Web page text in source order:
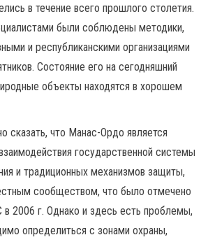
в течение всего прошлого столетия.
были соблюдены методики,
и республиканскими организациями
Состояние его на сегодняшний
объекты находятся в хорошем
сказать, что Манас-Ордо является
государственной системы
и традиционных механизмов защиты,
сообществом, что было отмечено
2006 г. Однако и здесь есть проблемы,
определиться с зонами охраны,